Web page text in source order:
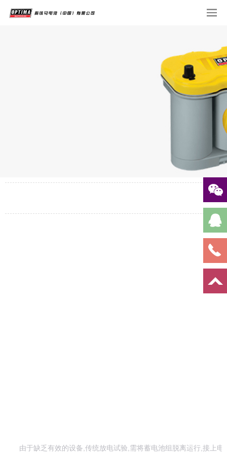
由于缺乏有效的设备,传统放电试验,需将蓄电池组脱离运行,接上电